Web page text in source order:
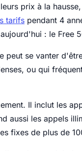
prix à la
tarifs pendant 4
: le Free
peut se vanter
ou qui
Il inclut les
aussi les appels
fixes de plus de